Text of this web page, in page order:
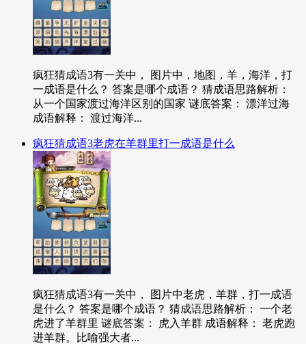
疯狂猜成语3有一关中， 图片中，地图，羊，海洋，打
一成语是什么？ 答案是哪个成语？ 猜成语思路解析：
从一个国家渡过海洋区别的国家 谜底答案： 漂洋过海
成语解释： 渡过海洋...
疯狂猜成语3老虎在羊群里打一成语是什么
疯狂猜成语3有一关中， 图片中老虎，羊群，打一成语
是什么？ 答案是哪个成语？ 猜成语思路解析： 一个老
虎进了羊群里 谜底答案： 虎入羊群 成语解释： 老虎跑
进羊群。比喻强大者...